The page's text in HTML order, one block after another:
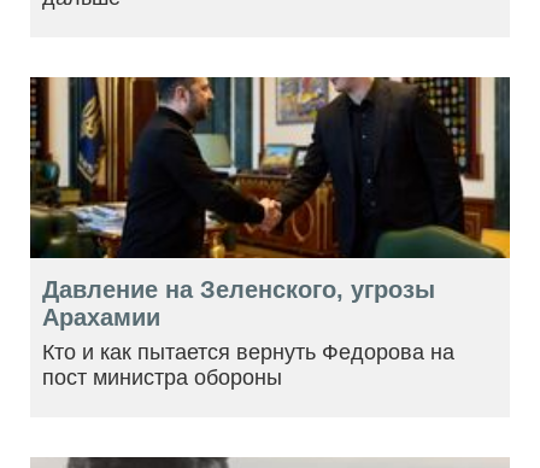
Давление на Зеленского, угрозы
Арахамии
Кто и как пытается вернуть Федорова на
пост министра обороны